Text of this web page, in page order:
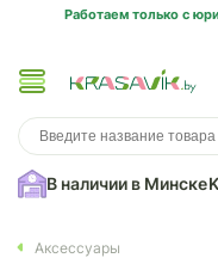
Работаем только с
В наличии в Минске
Аксессуары